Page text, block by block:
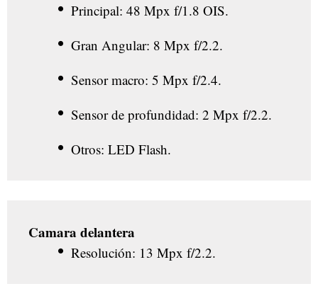
Principal: 48 Mpx f/1.8 OIS.
Gran Angular: 8 Mpx f/2.2.
Sensor macro: 5 Mpx f/2.4.
Sensor de profundidad: 2 Mpx f/2.2.
Otros: LED Flash.
Camara delantera
Resolución: 13 Mpx f/2.2.